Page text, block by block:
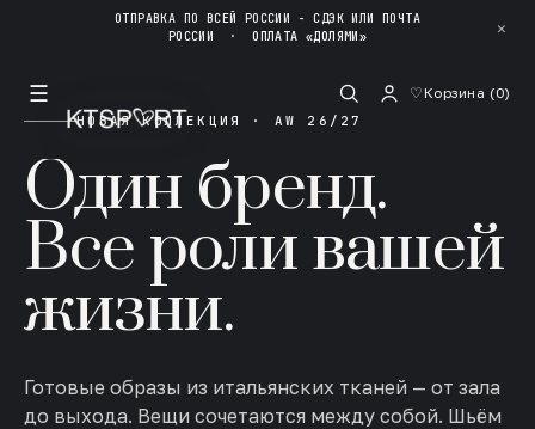
ОТПРАВКА ПО ВСЕЙ РОССИИ - СДЭК ИЛИ ПОЧТА
РОССИИ ·ОПЛАТА «ДОЛЯМИ» ✕
☰ ♡Корзина (0)
НОВАЯ КОЛЛЕКЦИЯ · AW 26/27
Один бренд.
Все роли вашей
жизни.
Готовые образы из итальянских тканей — от зала
до выхода. Вещи сочетаются между собой. Шьём